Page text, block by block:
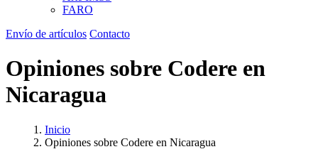
FARO
Envío de artículos Contacto
Opiniones sobre Codere en
Nicaragua
Inicio
Opiniones sobre Codere en Nicaragua